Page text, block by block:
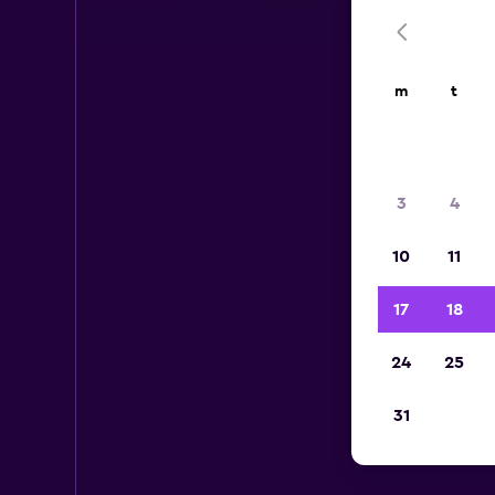
m t
3 4
10 11
17 18
24 25
31